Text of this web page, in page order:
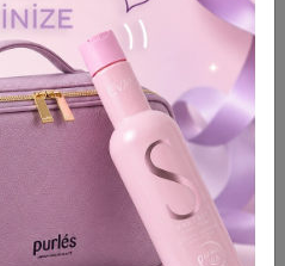
124 Purlés Aloe Vera Calming Gel
Anında Yatıştırıcı Saf Aloe Vera Jel
50 ml
1.235,00 TL 1.669,00 TL
ColoristPRO Giriş
Shipping To
BEST SELLER
BIG SALE